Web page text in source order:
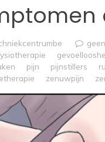
pijn pijnstillers
zenuwpijn